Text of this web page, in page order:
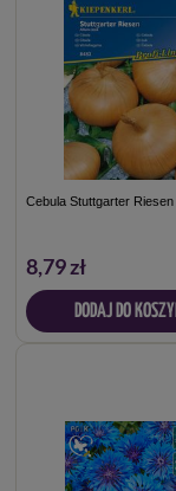
Cebula Stuttgarter Riesen
8,79 zł
DODAJ DO